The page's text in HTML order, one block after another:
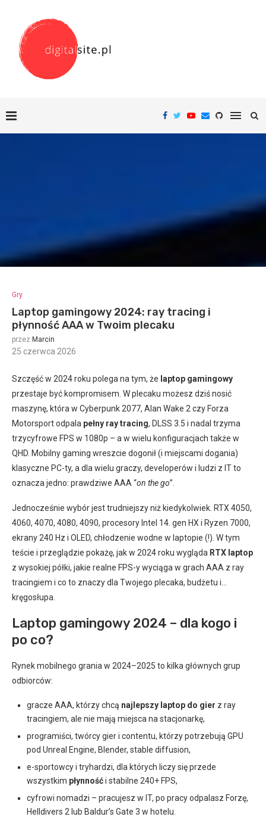
Gry
Laptop gamingowy 2024: ray tracing i
płynność AAA w Twoim plecaku
przez Marcin
25 czerwca 2026
Szczęść w 2024 roku polega na tym, że laptop gamingowy
przestaje być kompromisem. W plecaku możesz dziś nosić
maszynę, która w Cyberpunk 2077, Alan Wake 2 czy Forza
Motorsport odpala pełny ray tracing, DLSS 3.5 i nadal trzyma
trzycyfrowe FPS w 1080p – a w wielu konfiguracjach także w
QHD. Mobilny gaming wreszcie dogonił (i miejscami dogania)
klasyczne PC-ty, a dla wielu graczy, developerów i ludzi z IT to
oznacza jedno: prawdziwe AAA “on the go”.
Jednocześnie wybór jest trudniejszy niż kiedykolwiek. RTX 4050,
4060, 4070, 4080, 4090, procesory Intel 14. gen HX i Ryzen 7000,
ekrany 240 Hz i OLED, chłodzenie wodne w laptopie (!). W tym
teście i przeglądzie pokażę, jak w 2024 roku wygląda RTX laptop
z wysokiej półki, jakie realne FPS-y wyciąga w grach AAA z ray
tracingiem i co to znaczy dla Twojego plecaka, budżetu i…
kręgosłupa.
Laptop gamingowy 2024 – dla kogo i
po co?
Rynek mobilnego grania w 2024–2025 to kilka głównych grup
odbiorców:
gracze AAA, którzy chcą najlepszy laptop do gier z ray
tracingiem, ale nie mają miejsca na stacjonarkę,
programiści, twórcy gier i contentu, którzy potrzebują GPU
pod Unreal Engine, Blender, stable diffusion,
e-sportowcy i tryhardzi, dla których liczy się przede
wszystkim płynnośći stabilne 240+ FPS,
cyfrowi nomadzi – pracujesz w IT, po pracy odpalasz Forzę,
Helldivers 2 lub Baldur’s Gate 3 w hotelu.